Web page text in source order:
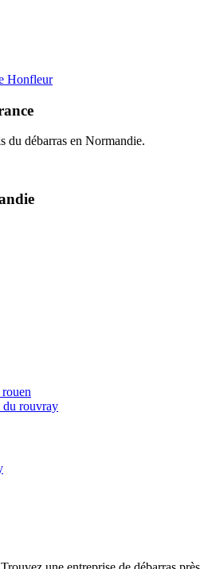
Honfleur
du débarras en Normandie.
du rouvray